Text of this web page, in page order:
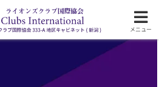
区の活動
メニュー